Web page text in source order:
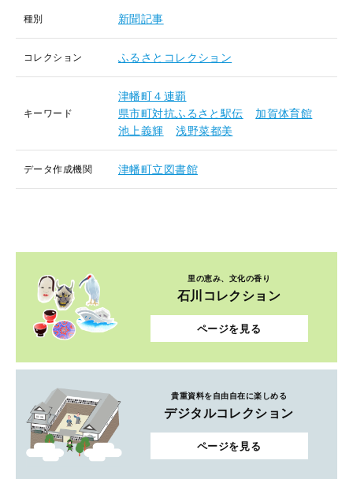
種別 新聞記事
コレクション ふるさとコレクション
キーワード
津幡町４連覇
県市町対抗ふるさと駅伝
加賀体育館
池上義輝
浅野菜都美
データ作成機関 津幡町立図書館
里の恵み、文化の香り
石川コレクション
ページを見る
貴重資料を自由自在に楽しめる
デジタルコレクション
ページを見る